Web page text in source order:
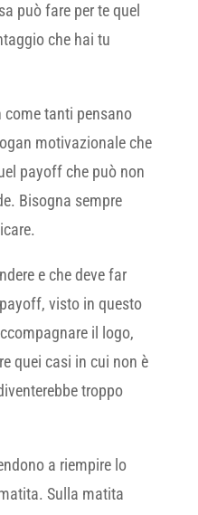
può fare per te quel
che hai tu
tanti pensano
motivazionale che
payoff che può non
Bisogna sempre
e che deve far
visto in questo
il logo,
quei casi in cui non è
troppo
a riempire lo
Sulla matita